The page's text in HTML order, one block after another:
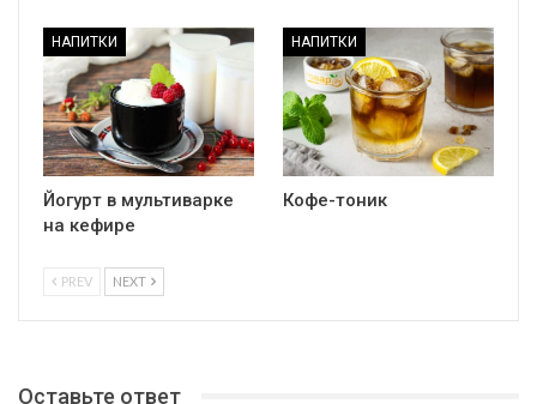
НАПИТКИ
Йогурт в мультиварке
на кефире
НАПИТКИ
Кофе-тоник
PREV NEXT
Оставьте ответ